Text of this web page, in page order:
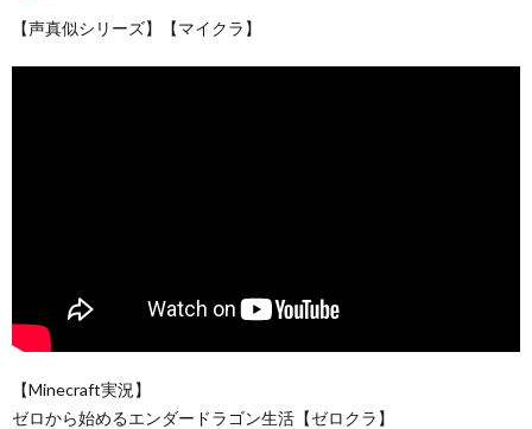
【声真似シリーズ】【マイクラ】
【Minecraft実況】
ゼロから始めるエンダードラゴン生活【ゼロクラ】